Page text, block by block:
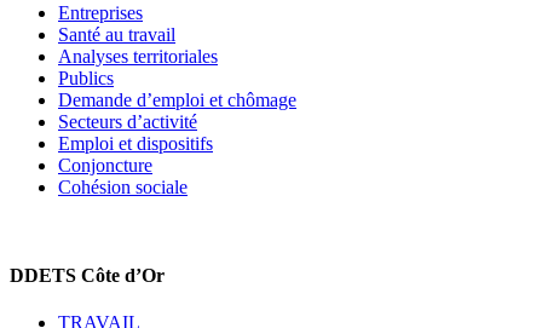
Entreprises
Santé au travail
Analyses territoriales
Publics
Demande d’emploi et chômage
Secteurs d’activité
Emploi et dispositifs
Conjoncture
Cohésion sociale
DDETS Côte d’Or
TRAVAIL